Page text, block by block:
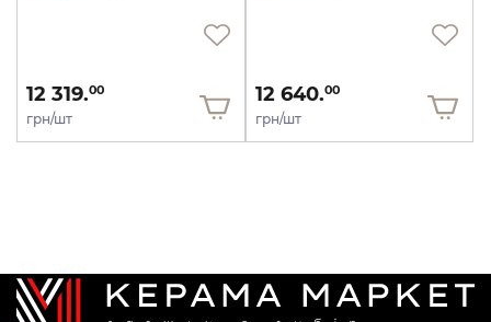
12 319.00
грн/шт
12 640.00
грн/шт